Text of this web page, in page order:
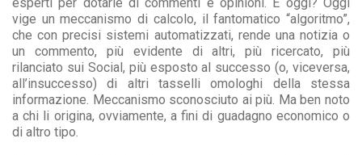
vige un meccanismo di calcolo, il fantomatico “algoritmo”,
che con precisi sistemi automatizzati, rende una notizia o
un commento, più evidente di altri, più ricercato, più
rilanciato sui Social, più esposto al successo (o, viceversa,
all’insuccesso) di altri tasselli omologhi della stessa
informazione. Meccanismo sconosciuto ai più. Ma ben noto
a chi li origina, ovviamente, a fini di guadagno economico o
di altro tipo.